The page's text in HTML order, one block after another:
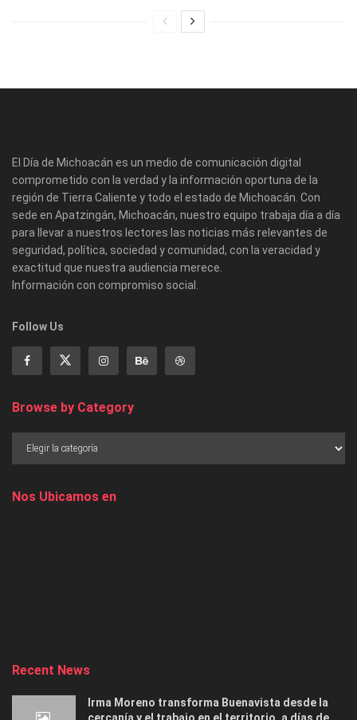
El Día de Michoacán es un medio de comunicación digital
comprometido con la verdad y la información oportuna de la
región de Tierra Caliente y todo el estado de Michoacán. Con
sede en Apatzingán, Michoacán, nuestro equipo trabaja día a día
para llevar a nuestros lectores las noticias más relevantes de
seguridad, política, sociedad y comunidad, con la veracidad y
exactitud que nuestra audiencia merece.
Información con compromiso social.
Follow Us
Browse by Category
Nos Ubicamos en
Recent News
Irma Moreno transforma Buenavista desde la